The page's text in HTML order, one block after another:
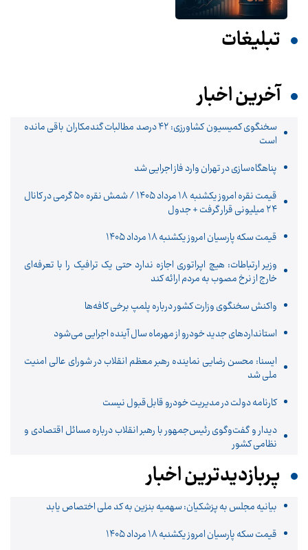
تبلیغات
آخرین اخبار
سخنگوی کمیسیون کشاورزی: ۴۲ درصد مطالبات گندمکاران باقی مانده
است
پناهگاه‌سازی در تهران وارد فاز اجرایی شد
قیمت نقره امروز یکشنبه ۱۸ مرداد ۱۴۰۵ / شمش نقره ۵۰ گرمی در کانال
۲۴ میلیونی قرار گرفت + جدول
قیمت سکه پارسیان امروز یکشنبه ۱۸ مرداد ۱۴۰۵
وزیر ارتباطات: هیچ اپراتوری اجازه ندارد حتی یک ترافیک را با تعرفه‌ای
خارج از نرخ مصوب به مردم ارائه کند
واکنش سخنگوی وزارت کشور درباره پلمپ برخی کافه‌ها
استانداردهای جدید خودرو از مهرماه سال آینده اجرایی می‌شود
ایسنا: محسن رضایی نماینده رهبر معظم انقلاب در شورای عالی امنیت
ملی شد
کارنامه دولت در مدیریت خودرو قابل‌قبول نیست
دیدار و گفت‌وگوی رئیس‌جمهور با رهبر انقلاب درباره مسائل اقتصادی و
نظامی کشور
پربازدیدترین اخبار
بیانیه مجلس به پزشکیان: سهمیه بنزین به کد ملی اختصاص یابد
قیمت سکه پارسیان امروز یکشنبه ۱۸ مرداد ۱۴۰۵